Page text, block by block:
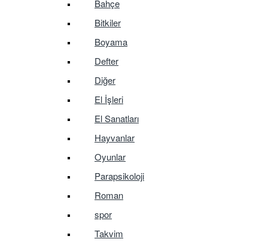
Bahçe
Bitkiler
Boyama
Defter
Diğer
El İşleri
El Sanatları
Hayvanlar
Oyunlar
Parapsikoloji
Roman
spor
Takvim